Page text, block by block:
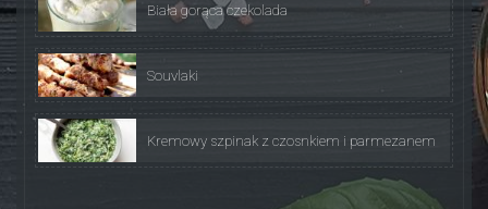
Biała gorąca czekolada
Souvlaki
Kremowy szpinak z czosnkiem i parmezanem